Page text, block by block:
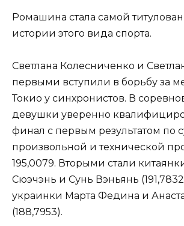
Ромашина стала самой
истории этого вида спорта.
Светлана Колесниченко и
первыми вступили в борьбу за
Токио у синхронистов. В
девушки уверенно
финал с первым результатом по
произвольной и технической
195,0079. Вторыми стали
Сюэчэнь и Сунь Вэньянь
украинки Марта Федина и
(188,7953).